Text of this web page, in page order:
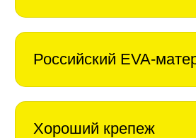
Российский EVA-
Хороший крепеж